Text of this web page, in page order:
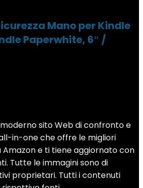
Mano per Kindle
Paperwhite, 6″ /
sito Web di confronto e
in-one che offre le migliori
e ti tiene aggiornato con
Tutte le immagini sono di
proprietari. Tutti i contenuti